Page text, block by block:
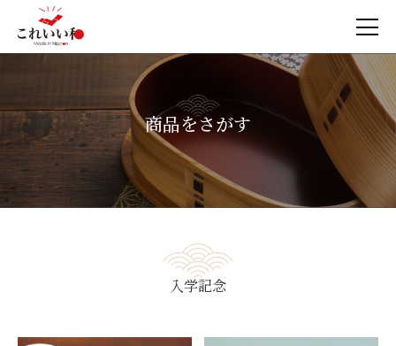
商品をさがす
入学記念